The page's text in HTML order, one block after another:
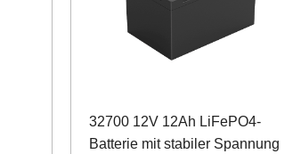
32700 12V 12Ah LiFePO4-
Batterie mit stabiler Spannung